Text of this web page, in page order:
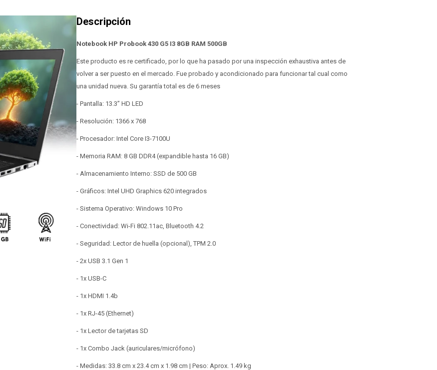
Notebook HP Probook 430 G5 I3 8GB RAM 500GB
Este producto es re certificado, por lo que ha pasado por una inspección exhaustiva antes de
volver a ser puesto en el mercado. Fue probado y acondicionado para funcionar tal cual como
una unidad nueva. Su garantía total es de 6 meses
- Pantalla: 13.3” HD LED
- Resolución: 1366 x 768
- Procesador: Intel Core I3-7100U
- Memoria RAM: 8 GB DDR4 (expandible hasta 16 GB)
- Almacenamiento Interno: SSD de 500 GB
- Gráficos: Intel UHD Graphics 620 integrados
- Sistema Operativo: Windows 10 Pro
- Conectividad: Wi-Fi 802.11ac, Bluetooth 4.2
- Seguridad: Lector de huella (opcional), TPM 2.0
- 2x USB 3.1 Gen 1
- 1x USB-C
- 1x HDMI 1.4b
- 1x RJ-45 (Ethernet)
- 1x Lector de tarjetas SD
- 1x Combo Jack (auriculares/micrófono)
- Medidas: 33.8 cm x 23.4 cm x 1.98 cm | Peso: Aprox. 1.49 kg